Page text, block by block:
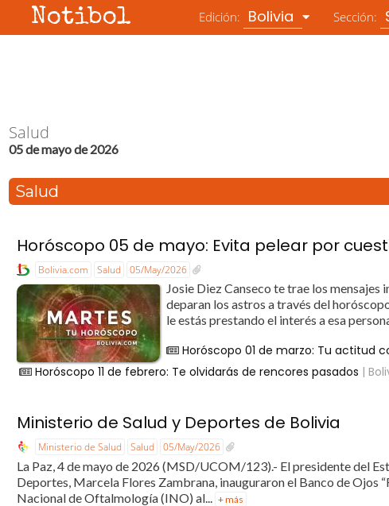
Notibol Edición: Bolivia Sección:
Salud
05 de mayo de 2026
Salud
Horóscopo 05 de mayo: Evita pelear por
Bolivia.com Salud 05/May/2026
Josie Diez Canseco te trae los
deparan los astros a través del
le estás prestando el interés a esa
Horóscopo 01 de marzo: Tu actitud
Horóscopo 11 de febrero: Te olvidarás de rencores pasados |
Ministerio de Salud y Deportes de Bolivia
Ministerio de Salud Salud 05/May/2026
La Paz, 4 de mayo de 2026 (MSD/UCOM/123).- El presidente del
Deportes, Marcela Flores Zambrana, inauguraron el Banco de Ojos
Nacional de Oftalmología (INO) al...
+ más